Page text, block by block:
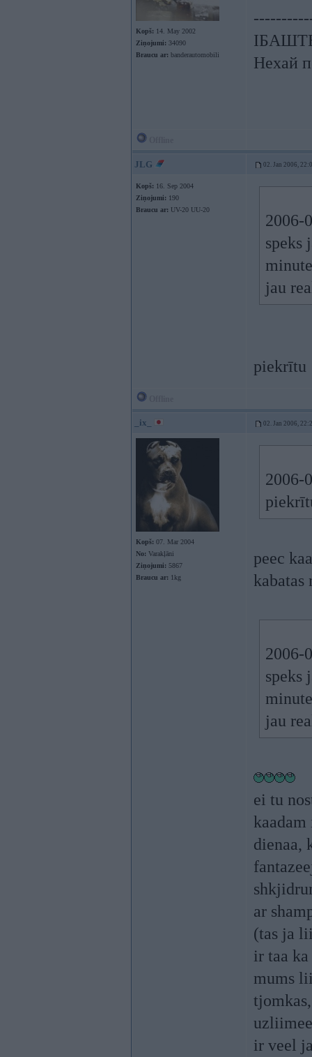
Kopš: 14. May 2002
Ziņojumi: 34090
Braucu ar: banderautomobili
Нехай
JLG 02. Jan 2006,
Kopš: 16. Sep 2004
Ziņojumi: 190
Braucu ar: UV-20 UU-20
2006-
speks
jau
piekrītu
_ix_ 02. Jan 2006,
Kopš: 07. Mar 2004
No: Varakļāni
Ziņojumi: 5867
Braucu ar: 1kg
2006-
peec
2006-
speks
jau
ei tu
dienaa,
ar
(tas ja
ir taa
mums
ir veel